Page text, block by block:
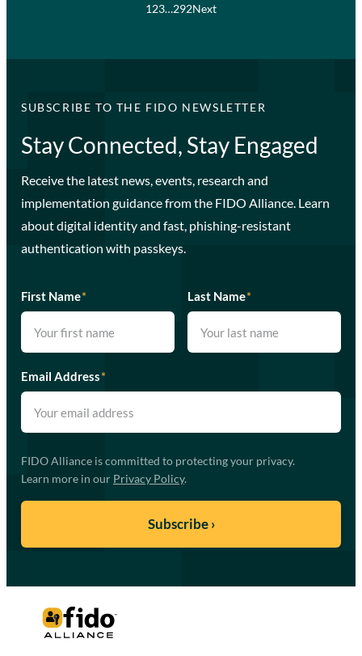
123…292Next
SUBSCRIBE TO THE FIDO NEWSLETTER
Stay Connected, Stay Engaged
Receive the latest news, events, research and
implementation guidance from the FIDO Alliance. Learn
about digital identity and fast, phishing-resistant
authentication with passkeys.
First Name* Last Name*
Email Address*
FIDO Alliance is committed to protecting your privacy.
Learn more in our Privacy Policy.